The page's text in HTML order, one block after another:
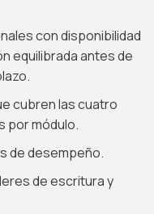
con disponibilidad
equilibrada antes de
cubren las cuatro
por módulo.
de desempeño.
de escritura y